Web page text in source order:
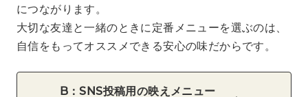
につながります。
大切な友達と一緒のときに定番メニューを選ぶのは、
自信をもってオススメできる安心の味だからです。
B：SNS投稿用の映えメニュー